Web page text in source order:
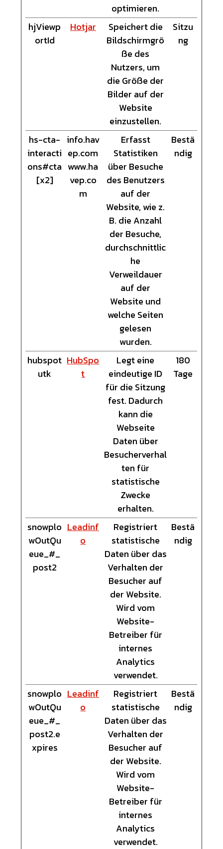
optimieren.
hjViewp
ortId
Hotjar
Speichert die
Bildschirmgrö
ße des
Nutzers, um
die Größe der
Bilder auf der
Website
einzustellen.
Sitzu
ng
hs-cta-
interacti
ons#cta
[x2]
info.hav
ep.com
www.ha
vep.co
m
Erfasst
Statistiken
über Besuche
des Benutzers
auf der
Website, wie z.
B. die Anzahl
der Besuche,
durchschnittlic
he
Verweildauer
auf der
Website und
welche Seiten
gelesen
wurden.
Bestä
ndig
hubspot
utk
HubSpo
t
Legt eine
eindeutige ID
für die Sitzung
fest. Dadurch
kann die
Webseite
Daten über
Besucherverhal
ten für
statistische
Zwecke
erhalten.
180
Tage
snowplo
wOutQu
eue_#_
post2
Leadinf
o
Registriert
statistische
Daten über das
Verhalten der
Besucher auf
der Website.
Wird vom
Website-
Betreiber für
internes
Analytics
verwendet.
Bestä
ndig
snowplo
wOutQu
eue_#_
post2.e
xpires
Leadinf
o
Registriert
statistische
Daten über das
Verhalten der
Besucher auf
der Website.
Wird vom
Website-
Betreiber für
internes
Analytics
verwendet.
Bestä
ndig